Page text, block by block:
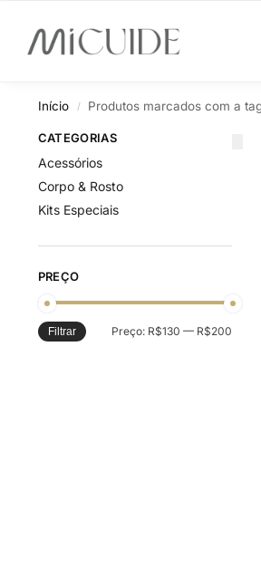
Search
Início / Produtos marcados com a
CATEGORIAS
Acessórios
Corpo & Rosto
Kits Especiais
PREÇO
Filtrar Preço: R$130 — R$200